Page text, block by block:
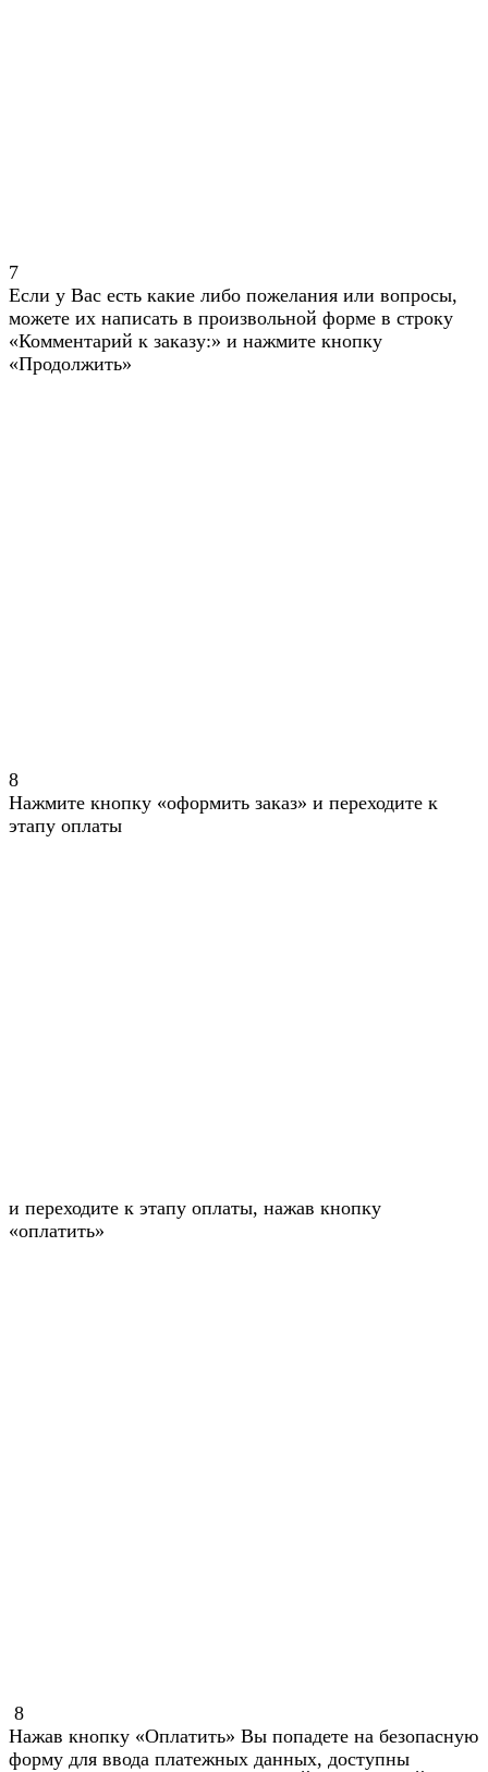
7
Если у Вас есть какие либо пожелания или вопросы,
можете их написать в произвольной форме в строку
«Комментарий к заказу:» и нажмите кнопку
«Продолжить»
8
Нажмите кнопку «оформить заказ» и переходите к
этапу оплаты
и переходите к этапу оплаты, нажав кнопку
«оплатить»
8
Нажав кнопку «Оплатить» Вы попадете на безопасную
форму для ввода платежных данных, доступны